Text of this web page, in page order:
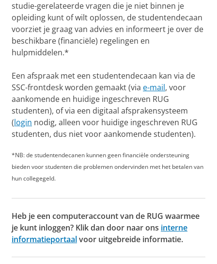
studie-gerelateerde vragen die je niet binnen je
opleiding kunt of wilt oplossen, de studentendecaan
voorziet je graag van advies en informeert je over de
beschikbare (financiële) regelingen en
hulpmiddelen.*
Een afspraak met een studentendecaan kan via de
SSC-frontdesk worden gemaakt (via e-mail, voor
aankomende en huidige ingeschreven RUG
studenten), of via een digitaal afsprakensysteem
(login nodig, alleen voor huidige ingeschreven RUG
studenten, dus niet voor aankomende studenten).
*NB: de studentendecanen kunnen geen financiële ondersteuning
bieden voor studenten die problemen ondervinden met het betalen van
hun collegegeld.
Heb je een computeraccount van de RUG waarmee
je kunt inloggen? Klik dan door naar ons interne
informatieportaalvoor uitgebreide informatie.